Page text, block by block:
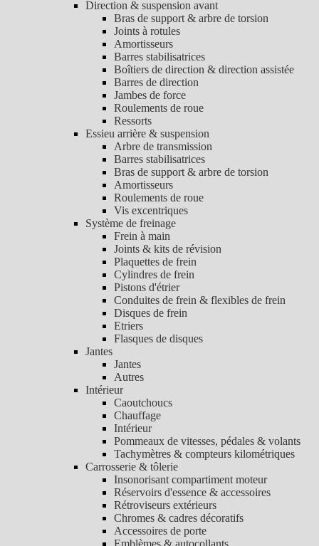
Direction & suspension avant
Bras de support & arbre de torsion
Joints à rotules
Amortisseurs
Barres stabilisatrices
Boîtiers de direction & direction assistée
Barres de direction
Jambes de force
Roulements de roue
Ressorts
Essieu arrière & suspension
Arbre de transmission
Barres stabilisatrices
Bras de support & arbre de torsion
Amortisseurs
Roulements de roue
Vis excentriques
Système de freinage
Frein à main
Joints & kits de révision
Plaquettes de frein
Cylindres de frein
Pistons d'étrier
Conduites de frein & flexibles de frein
Disques de frein
Etriers
Flasques de disques
Jantes
Jantes
Autres
Intérieur
Caoutchoucs
Chauffage
Intérieur
Pommeaux de vitesses, pédales & volants
Tachymètres & compteurs kilométriques
Carrosserie & tôlerie
Insonorisant compartiment moteur
Réservoirs d'essence & accessoires
Rétroviseurs extérieurs
Chromes & cadres décoratifs
Accessoires de porte
Emblèmes & autocollants